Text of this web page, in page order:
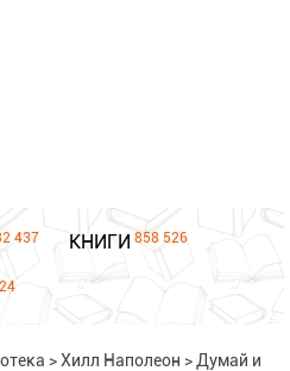
437 КНИГИ 858 526
24
>Хилл Наполеон > Думай и